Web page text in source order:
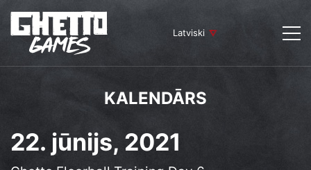
Latviski
KALENDĀRS
22. jūnijs, 2021